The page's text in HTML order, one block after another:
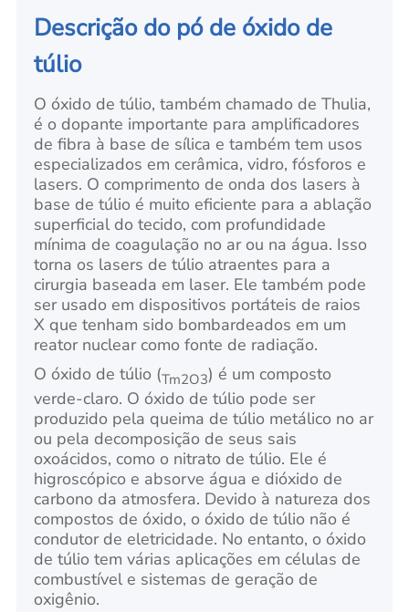
Descrição do pó de óxido de
túlio
O óxido de túlio, também chamado de Thulia,
é o dopante importante para amplificadores
de fibra à base de sílica e também tem usos
especializados em cerâmica, vidro, fósforos e
lasers. O comprimento de onda dos lasers à
base de túlio é muito eficiente para a ablação
superficial do tecido, com profundidade
mínima de coagulação no ar ou na água. Isso
torna os lasers de túlio atraentes para a
cirurgia baseada em laser. Ele também pode
ser usado em dispositivos portáteis de raios
X que tenham sido bombardeados em um
reator nuclear como fonte de radiação.
O óxido de túlio (Tm2O3) é um composto
verde-claro. O óxido de túlio pode ser
produzido pela queima de túlio metálico no ar
ou pela decomposição de seus sais
oxoácidos, como o nitrato de túlio. Ele é
higroscópico e absorve água e dióxido de
carbono da atmosfera. Devido à natureza dos
compostos de óxido, o óxido de túlio não é
condutor de eletricidade. No entanto, o óxido
de túlio tem várias aplicações em células de
combustível e sistemas de geração de
oxigênio.